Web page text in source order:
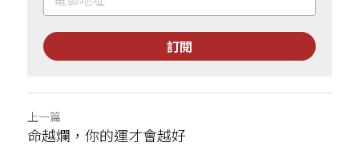
訂閱
上一篇
命越爛，你的運才會越好